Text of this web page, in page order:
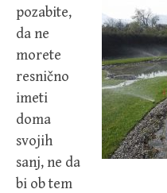
pozabite,
da ne
morete
resnično
imeti
doma
svojih
sanj, ne da
bi ob tem